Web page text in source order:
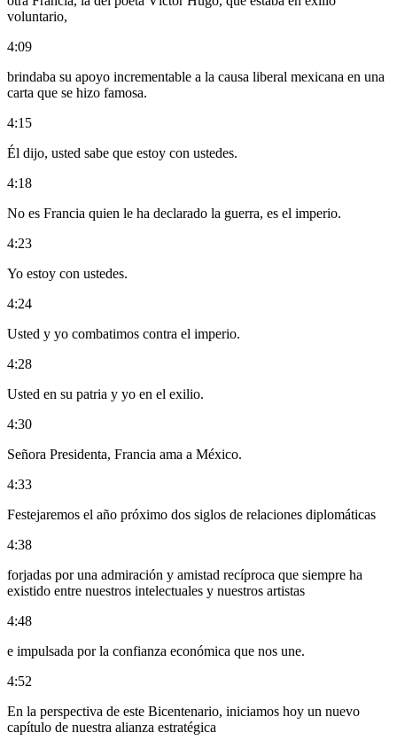
voluntario,
4:09
brindaba su apoyo incrementable a la causa liberal mexicana en una
carta que se hizo famosa.
4:15
Él dijo, usted sabe que estoy con ustedes.
4:18
No es Francia quien le ha declarado la guerra, es el imperio.
4:23
Yo estoy con ustedes.
4:24
Usted y yo combatimos contra el imperio.
4:28
Usted en su patria y yo en el exilio.
4:30
Señora Presidenta, Francia ama a México.
4:33
Festejaremos el año próximo dos siglos de relaciones diplomáticas
4:38
forjadas por una admiración y amistad recíproca que siempre ha
existido entre nuestros intelectuales y nuestros artistas
4:48
e impulsada por la confianza económica que nos une.
4:52
En la perspectiva de este Bicentenario, iniciamos hoy un nuevo
capítulo de nuestra alianza estratégica